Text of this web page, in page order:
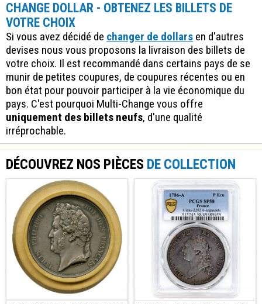
CHANGE DOLLAR - OBTENEZ LES BILLETS DE
VOTRE CHOIX
Si vous avez décidé de changer de dollars en d'autres
devises nous vous proposons la livraison des billets de
votre choix. Il est recommandé dans certains pays de se
munir de petites coupures, de coupures récentes ou en
bon état pour pouvoir participer à la vie économique du
pays. C'est pourquoi Multi-Change vous offre
uniquement des billets neufs, d'une qualité
irréprochable.
DÉCOUVREZ NOS PIÈCES DE COLLECTION